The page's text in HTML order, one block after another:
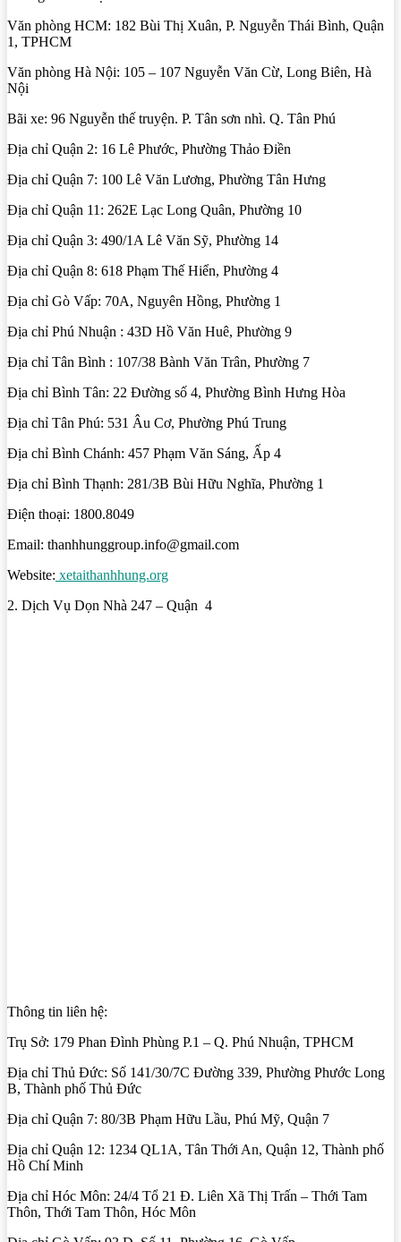
Văn phòng HCM: 182 Bùi Thị Xuân, P. Nguyễn Thái Bình, Quận
1, TPHCM
Văn phòng Hà Nội: 105 – 107 Nguyễn Văn Cừ, Long Biên, Hà
Nội
Bãi xe: 96 Nguyễn thế truyện. P. Tân sơn nhì. Q. Tân Phú
Địa chỉ Quận 2: 16 Lê Phước, Phường Thảo Điền
Địa chỉ Quận 7: 100 Lê Văn Lương, Phường Tân Hưng
Địa chỉ Quận 11: 262E Lạc Long Quân, Phường 10
Địa chỉ Quận 3: 490/1A Lê Văn Sỹ, Phường 14
Địa chỉ Quận 8: 618 Phạm Thế Hiển, Phường 4
Địa chỉ Gò Vấp: 70A, Nguyên Hồng, Phường 1
Địa chỉ Phú Nhuận : 43D Hồ Văn Huê, Phường 9
Địa chỉ Tân Bình : 107/38 Bành Văn Trân, Phường 7
Địa chỉ Bình Tân: 22 Đường số 4, Phường Bình Hưng Hòa
Địa chỉ Tân Phú: 531 Âu Cơ, Phường Phú Trung
Địa chỉ Bình Chánh: 457 Phạm Văn Sáng, Ấp 4
Địa chỉ Bình Thạnh: 281/3B Bùi Hữu Nghĩa, Phường 1
Điện thoại: 1800.8049
Email: thanhhunggroup.info@gmail.com
Website: xetaithanhhung.org
2. Dịch Vụ Dọn Nhà 247 – Quận 4
Thông tin liên hệ:
Trụ Sở: 179 Phan Đình Phùng P.1 – Q. Phú Nhuận, TPHCM
Địa chỉ Thủ Đức: Số 141/30/7C Đường 339, Phường Phước Long
B, Thành phố Thủ Đức
Địa chỉ Quận 7: 80/3B Phạm Hữu Lầu, Phú Mỹ, Quận 7
Địa chỉ Quận 12: 1234 QL1A, Tân Thới An, Quận 12, Thành phố
Hồ Chí Minh
Địa chỉ Hóc Môn: 24/4 Tổ 21 Đ. Liên Xã Thị Trấn – Thới Tam
Thôn, Thới Tam Thôn, Hóc Môn